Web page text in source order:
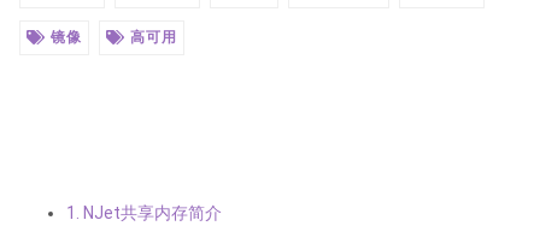
镜像 高可用
1. NJet共享内存简介